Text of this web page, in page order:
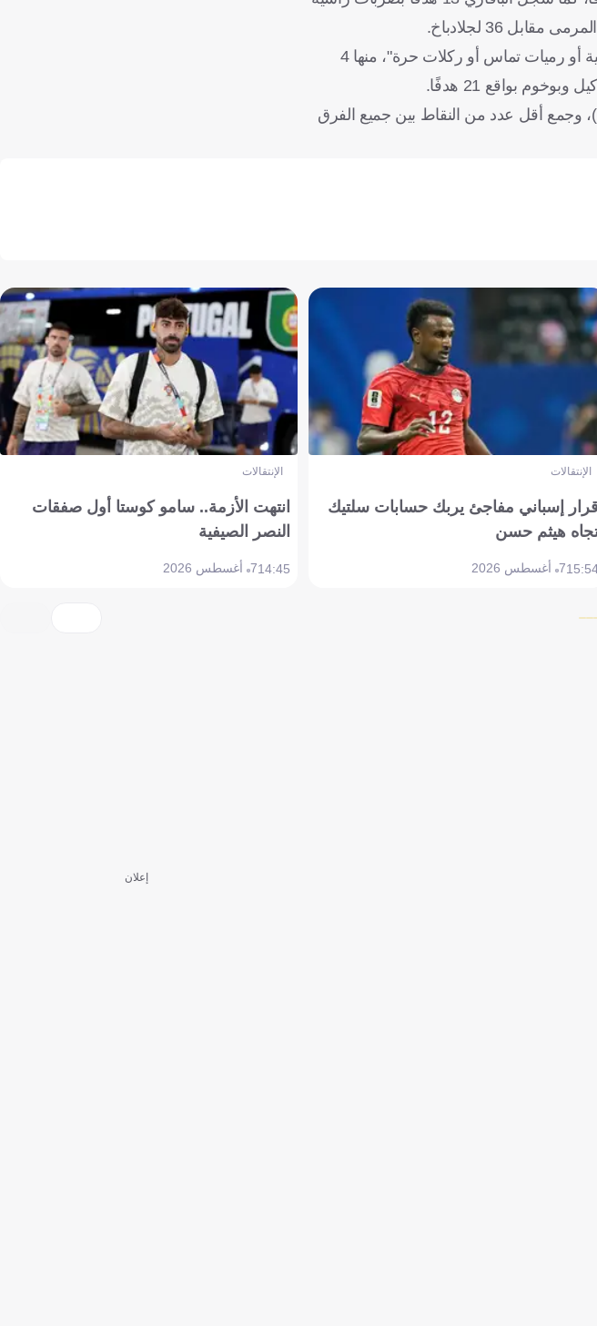
وفي الوقت الذي يتألق فيه البايرن هجوميًا، يعاني جلادباخ دفاعيًا، إذ استقبل 20 هدفًا من "ضربات ركنية أو رميات تماس أو ركلات حرة"، منها 4
حيث فشل في الفوز في آخر 5 مباريات (3 هزائم، وتعادلان)، وجمع أقل عدد من النقاط بين جميع الفرق
الإنتقالات
قرار إسباني مفاجئ يربك حسابات سلتيك
هيثم حسن
7 أغسطس 2026
الإنتقالات
انتهت الأزمة.. سامو كوستا أول صفقات
النصر الصيفية
14:457 أغسطس 2026
إعلان